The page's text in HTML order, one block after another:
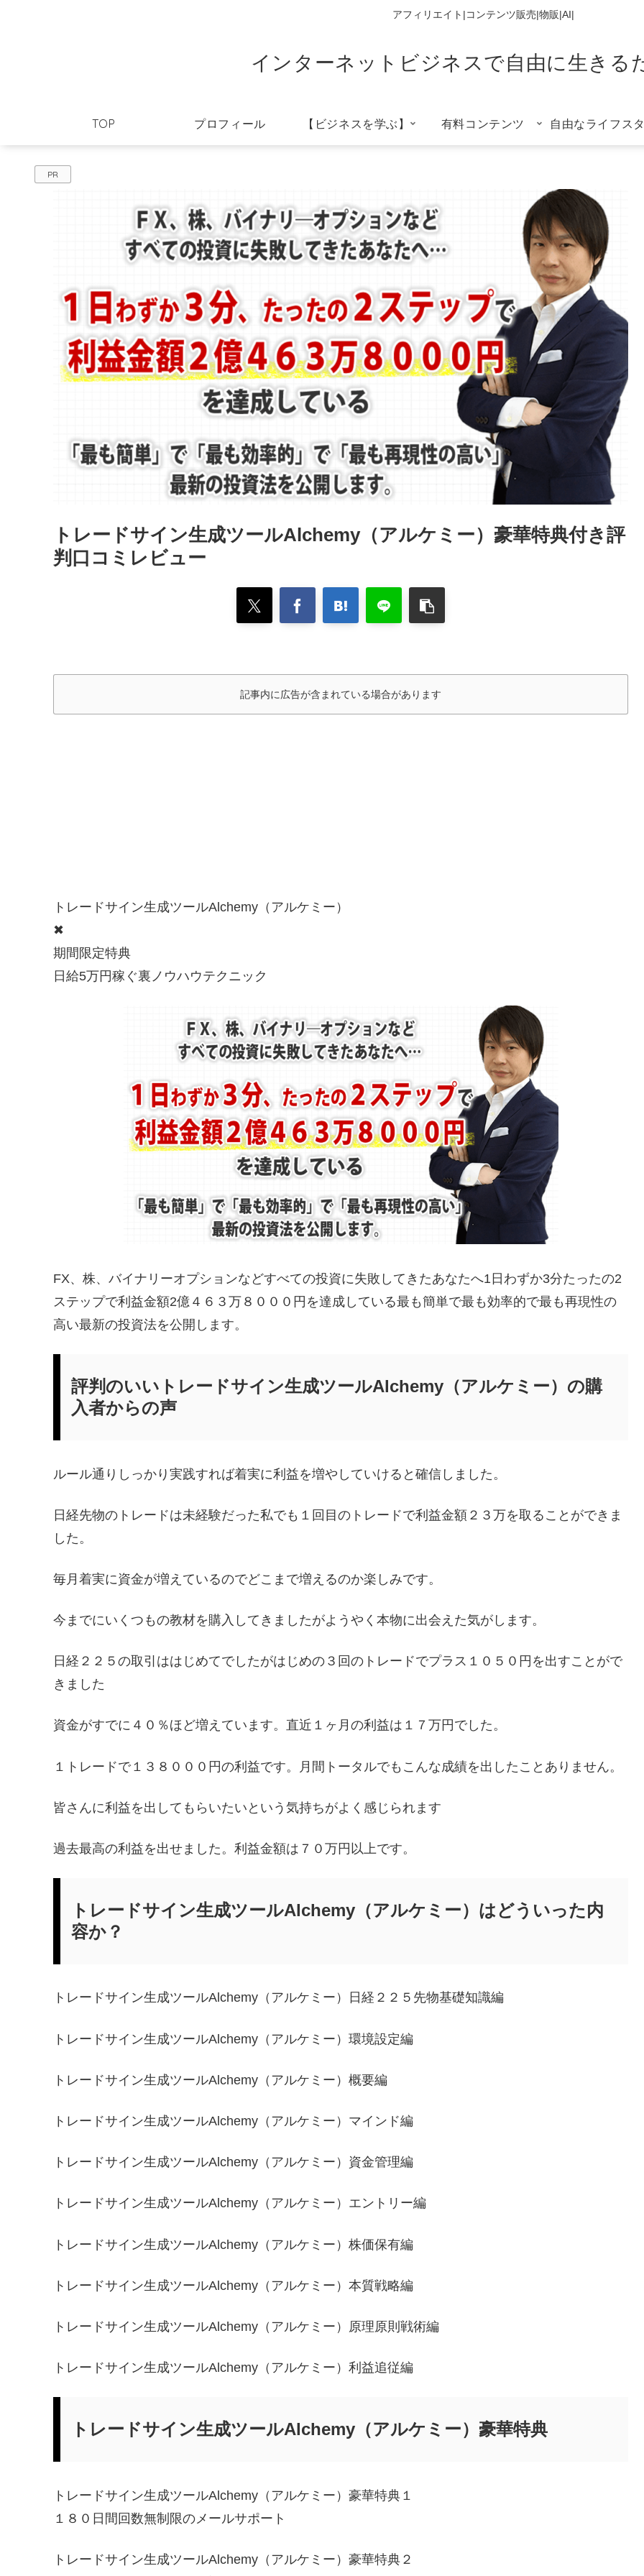
アフィリエイト|コンテンツ販売|物販|AI|
インターネットビジネスで自由に生きる
TOP プロフィール 【ビジネスを学ぶ】 有料コンテンツ 自由なライフス
PR
トレードサイン生成ツールAlchemy（アルケミー）豪華特典付き評
判口コミレビュー
記事内に広告が含まれている場合があります
トレードサイン生成ツールAlchemy（アルケミー）
✖
期間限定特典
日給5万円稼ぐ裏ノウハウテクニック
FX、株、バイナリーオプションなどすべての投資に失敗してきたあなたへ1日わずか3分たったの2
ステップで利益金額2億４６３万８０００円を達成している最も簡単で最も効率的で最も再現性の
高い最新の投資法を公開します。
評判のいいトレードサイン生成ツールAlchemy（アルケミー）の購
入者からの声
ルール通りしっかり実践すれば着実に利益を増やしていけると確信しました。
日経先物のトレードは未経験だった私でも１回目のトレードで利益金額２３万を取ることができま
した。
毎月着実に資金が増えているのでどこまで増えるのか楽しみです。
今までにいくつもの教材を購入してきましたがようやく本物に出会えた気がします。
日経２２５の取引ははじめてでしたがはじめの３回のトレードでプラス１０５０円を出すことがで
きました
資金がすでに４０％ほど増えています。直近１ヶ月の利益は１７万円でした。
１トレードで１３８０００円の利益です。月間トータルでもこんな成績を出したことありません。
皆さんに利益を出してもらいたいという気持ちがよく感じられます
過去最高の利益を出せました。利益金額は７０万円以上です。
トレードサイン生成ツールAlchemy（アルケミー）はどういった内
容か？
トレードサイン生成ツールAlchemy（アルケミー）日経２２５先物基礎知識編
トレードサイン生成ツールAlchemy（アルケミー）環境設定編
トレードサイン生成ツールAlchemy（アルケミー）概要編
トレードサイン生成ツールAlchemy（アルケミー）マインド編
トレードサイン生成ツールAlchemy（アルケミー）資金管理編
トレードサイン生成ツールAlchemy（アルケミー）エントリー編
トレードサイン生成ツールAlchemy（アルケミー）株価保有編
トレードサイン生成ツールAlchemy（アルケミー）本質戦略編
トレードサイン生成ツールAlchemy（アルケミー）原理原則戦術編
トレードサイン生成ツールAlchemy（アルケミー）利益追従編
トレードサイン生成ツールAlchemy（アルケミー）豪華特典
トレードサイン生成ツールAlchemy（アルケミー）豪華特典１
１８０日間回数無制限のメールサポート
トレードサイン生成ツールAlchemy（アルケミー）豪華特典２